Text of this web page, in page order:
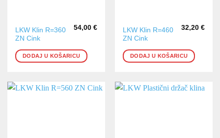
LKW Klin R=360
ZN Cink
54,00 €
DODAJ U KOŠARICU
LKW Klin R=460
ZN Cink
32,20 €
DODAJ U KOŠARICU